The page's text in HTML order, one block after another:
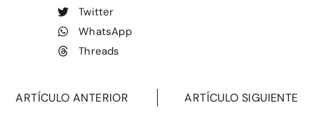
Twitter
WhatsApp
Threads
ARTÍCULO ANTERIOR ARTÍCULO SIGUIENTE